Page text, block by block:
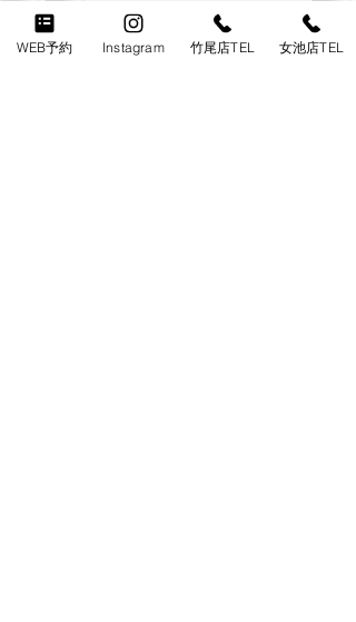
最新記事 すべて表示
WEB予約 Instagram 竹尾店TEL 女池店TEL